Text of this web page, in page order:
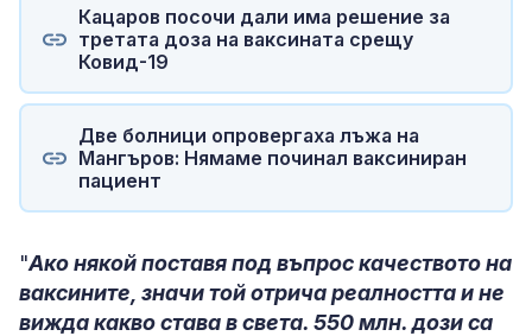
Кацаров посочи дали има решение за
третата доза на ваксината срещу
Ковид-19
Две болници опровергаха лъжа на
Мангъров: Нямаме починал ваксиниран
пациент
"Ако някой поставя под въпрос качеството на
ваксините, значи той отрича реалността и не
вижда какво става в света. 550 млн. дози са